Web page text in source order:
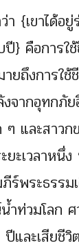
{เขาได้อยู่
} คือการใ
ยถึงการใช้
จากอุทกภั
และสาวก
ะเวลาหนึ่
ร์พระธรรม
ำท่วมโลก
และเสียชีวิ